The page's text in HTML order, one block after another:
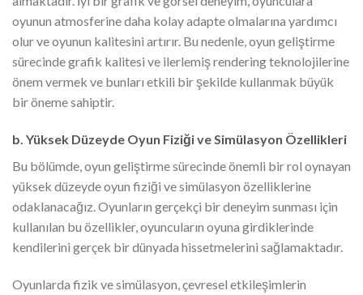
oyunun atmosferine daha kolay adapte olmalarına yardımcı
olur ve oyunun kalitesini artırır. Bu nedenle, oyun geliştirme
sürecinde grafik kalitesi ve ilerlemiş rendering teknolojilerine
önem vermek ve bunları etkili bir şekilde kullanmak büyük
bir öneme sahiptir.
b. Yüksek Düzeyde Oyun Fiziği ve Simülasyon Özellikleri
Bu bölümde, oyun geliştirme sürecinde önemli bir rol oynayan
yüksek düzeyde oyun fiziği ve simülasyon özelliklerine
odaklanacağız. Oyunların gerçekçi bir deneyim sunması için
kullanılan bu özellikler, oyuncuların oyuna girdiklerinde
kendilerini gerçek bir dünyada hissetmelerini sağlamaktadır.
Oyunlarda fizik ve simülasyon, çevresel etkileşimlerin